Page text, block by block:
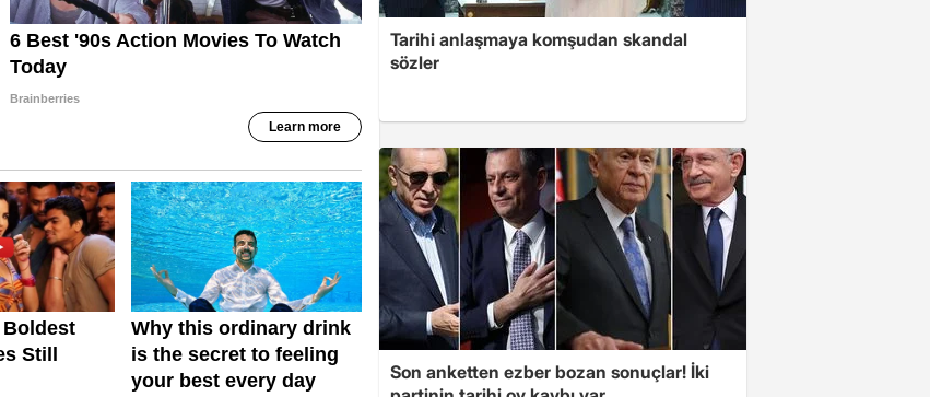
Tarihi anlaşmaya komşudan skandal
sözler
Son anketten ezber bozan sonuçlar! İki